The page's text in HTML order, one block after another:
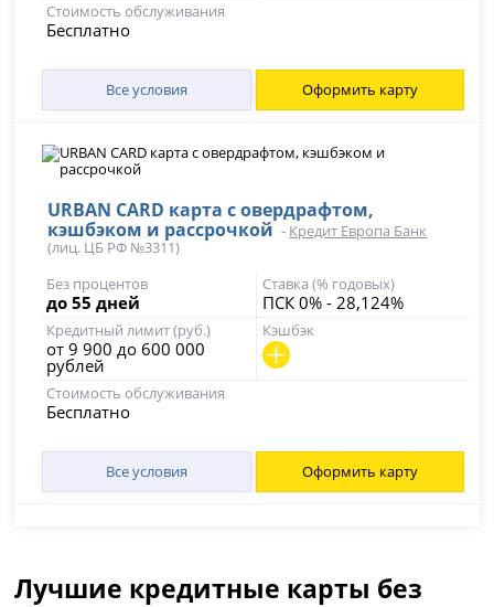
Стоимость обслуживания
Бесплатно
Все условия Оформить карту
URBAN CARD карта с овердрафтом,
кэшбэком и рассрочкой - Кредит Европа Банк
(лиц. ЦБ РФ №3311)
Без процентов
до 55 дней
Ставка (% годовых)
ПСК 0% - 28,124%
Кредитный лимит (руб.)
от 9 900 до 600 000
рублей
Кэшбэк
Стоимость обслуживания
Бесплатно
Все условия Оформить карту
Лучшие кредитные карты без